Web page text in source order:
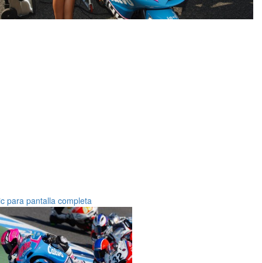
para pantalla completa